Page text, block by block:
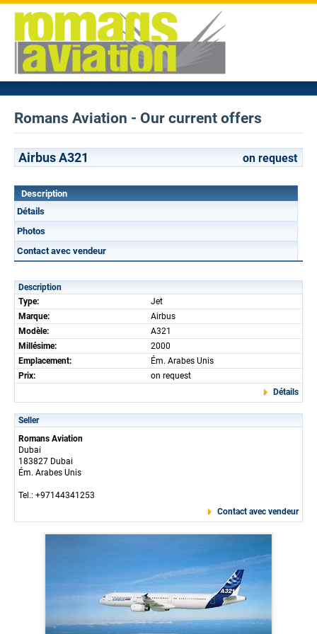
Romans Aviation - Our current offers
Airbus A321 on request
Description
Détails
Photos
Contact avec vendeur
Description
Type:
Jet
Marque:
Airbus
Modèle:
A321
Millésime:
2000
Emplacement:
Ém. Arabes Unis
Prix:
on request
Détails
Seller
Romans Aviation
Dubai
183827 Dubai
Ém. Arabes Unis
Tel.: +97144341253
Contact avec vendeur